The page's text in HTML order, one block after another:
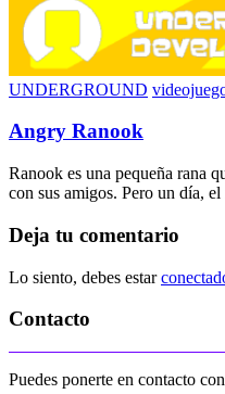
UNDERGROUND
Angry Ranook
Ranook es una pequeña rana
con sus amigos. Pero un día,
Deja tu comentario
Lo siento, debes estar
Contacto
Puedes ponerte en contacto